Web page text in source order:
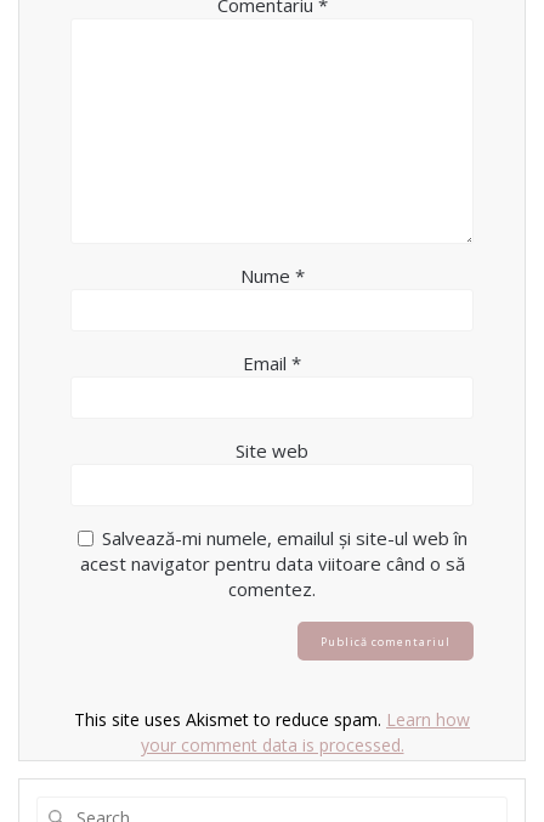
Comentariu *
Nume *
Email *
Site web
Salvează-mi numele, emailul și site-ul web în
acest navigator pentru data viitoare când o să
comentez.
This site uses Akismet to reduce spam. Learn how
your comment data is processed.